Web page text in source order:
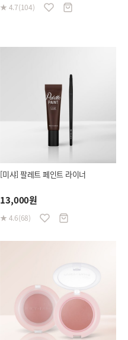
★ 4.7(104)
[미샤] 팔레트 페인트 라이너
13,000원
★ 4.6(68)